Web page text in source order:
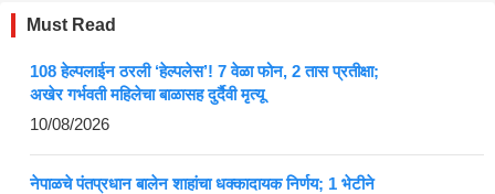
Must Read
108 हेल्पलाईन ठरली ‘हेल्पलेस’! 7 वेळा फोन, 2 तास प्रतीक्षा;
अखेर गर्भवती महिलेचा बाळासह दुर्दैवी मृत्यू
10/08/2026
नेपाळचे पंतप्रधान बालेन शाहांचा धक्कादायक निर्णय; 1 भेटीने